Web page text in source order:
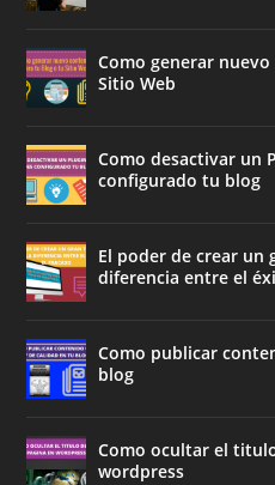
Como generar
Sitio Web
Como desactivar un
configurado tu blog
El poder de crear un
diferencia entre el
Como publicar
blog
Como ocultar el
wordpress